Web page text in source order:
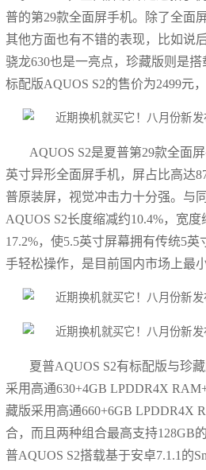
普的第29款全面屏手机。除了全面
其他方面也有不错的表现，比如说
骁龙630也是一亮点，珍藏版则是搭
标配版AQUOS S2的售价为2499元
AQUOS S2是夏普第29款全面
英寸异形全面屏手机，屏占比高达
普原装屏，视觉冲击力十分强。与
AQUOS S2长度缩减约10.4%，宽
17.2%，使5.5英寸屏幕拥有传统5
手轻松操作，是目前国内市场上最
夏普AQUOS S2有标配版与珍
采用高通630+4GB LPDDR4X
藏版采用高通660+6GB LPDDR4X
合，而且两种组合最高支持128GB
普AQUOS S2搭载基于安卓7.1.1的